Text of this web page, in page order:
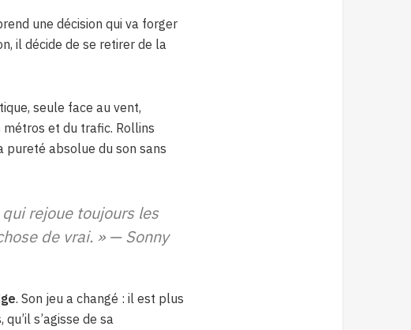
une décision qui va forger
il décide de se retirer de la
seule face au vent,
métros et du trafic. Rollins
pureté absolue du son sans
rejoue toujours les
de vrai. » — Sonny
. Son jeu a changé : il est plus
s’agisse de sa